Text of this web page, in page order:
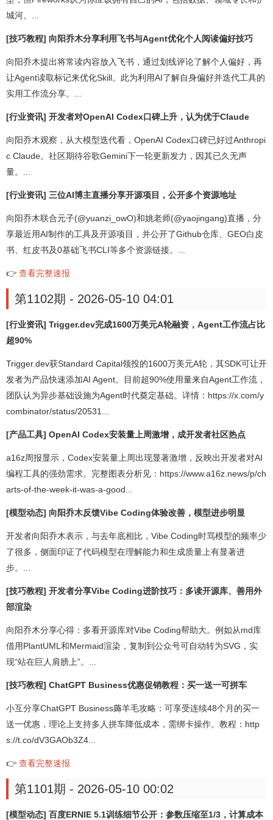
城河。...
[技巧教程] 向阳乔木分享利用飞书与Agent优化个人阅读偏好技巧
向阳乔木提出将常读内容放入飞书，通过划线评论了解个人偏好，再
让Agent读取标记来优化Skill。此为利用AI了解自身偏好并迭代工具的
实用工作流分享。...
[行业资讯] 开发者对OpenAI Codex口碑上升，认为优于Claude
向阳乔木观察，从大模型迭代看，OpenAI Codex口碑已好过Anthropi
c Claude。社区期待谷歌Gemini下一轮更新发力，因其已久无声
量。...
[行业资讯] 三位AI博主直播分享开源项目，公开多个资源地址
向阳乔木联合元子(@yuanzi_owO)和姚老师(@yaojingang)直播，分
享最近用AI制作的工具及开源项目，并公开了Github仓库、GEO白皮
书、红皮书及0基础飞书CLI等多个资源链接。...
👉 查看完整速报
第1102期 - 2026-05-10 04:01
[行业资讯] Trigger.dev完成1600万美元A轮融资，Agent工作流占比
超90%
Trigger.dev获Standard Capital领投的1600万美元A轮，其SDK可让开
发者为产品快速添加AI Agent。目前超90%使用量来自Agent工作流，
团队认为异步基础设施为Agent时代奠定基础。详情：https://x.com/y
combinator/status/20531...
[产品工具] OpenAI Codex安装量上周激增，成开发者社区热点
a16z周报显示，Codex安装量上周出现显著激增，反映出开发者对AI
编程工具的强劲需求。完整图表分析见：https://www.a16z.news/p/ch
arts-of-the-week-it-was-a-good...
[模型动态] 向阳乔木反馈Vibe Coding体验改善，模型进步明显
开发者向阳乔木表示，与去年底相比，Vibe Coding时骂模型的频率少
了很多，侧面印证了代码模型在理解能力和生成质量上有显著进
步。...
[技巧教程] 开发者分享Vibe Coding进阶技巧：多读开源库、善用外
部渲染
向阳乔木分享心得：多看开源库对Vibe Coding帮助大。例如从md库
借用PlantUML和Mermaid渲染，复制到公众号可自动转为SVG，实
现“站在巨人肩膀上”。...
[技巧教程] ChatGPT Business优惠促销教程：买一送一可拼车
小互分享ChatGPT Business薅羊毛攻略：可享受连续48个月的买一
送一优惠，理论上支持多人拼车降低成本，需绑卡操作。教程：http
s://t.co/dV3GAOb3Z4...
👉 查看完整速报
第1101期 - 2026-05-10 00:02
[模型动态] 百度ERNIE 5.1训练细节公开：参数压缩至1/3，计算成本